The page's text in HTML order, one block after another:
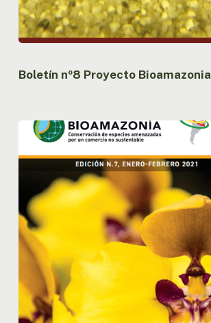
Boletín nº8 Proyecto Bioamazonia
Boletín
Proyecto
Bioamazonia